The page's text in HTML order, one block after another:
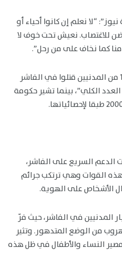
“لا نعلم إن كانوا أحياء أو
للاغتصاب. نعيش تحت خوف لا
كما نخاف على من رحل”.
وتقول الأمم المتحدة إن 1350 من المدنيين قتلوا في الفاشر
الكلي”، بينما تشير حكومة
السريع على الفاشر،
القوات وهي ترتكب جرائم
الأشخاص على الهوية.
المدنيين في الفاشر، حيث فرّ
من الوضع المتدهور. وتثير
النساء والأطفال في ظل هذه